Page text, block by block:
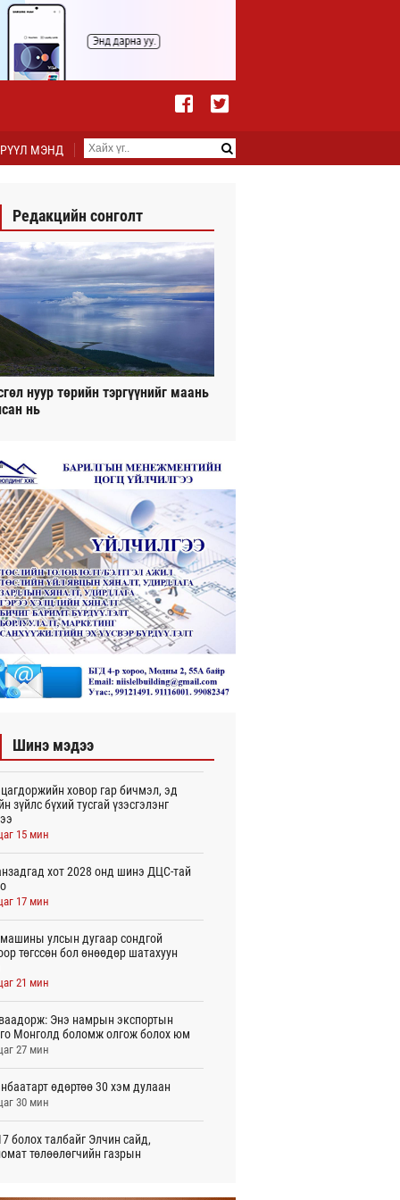
МЭНД
Редакцийн сонголт
нуур төрийн тэргүүнийг маань
нь
Шинэ мэдээ
ховор гар бичмэл, эд
зүйлс бүхий тусгай үзэсгэлэнг
15 мин
хот 2028 онд шинэ ДЦС-тай
17 мин
улсын дугаар сондгой
төгссөн бол өнөөдөр шатахуун
21 мин
Энэ намрын экспортын
Монголд боломж олгож болох юм
27 мин
өдөртөө 30 хэм дулаан
30 мин
болох талбайг Элчин сайд,
төлөөлөгчийн газрын